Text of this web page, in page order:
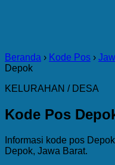
Beranda › Kode Pos ›
Depok
KELURAHAN / DESA
Kode Pos
Informasi kode pos
Depok, Jawa Barat.